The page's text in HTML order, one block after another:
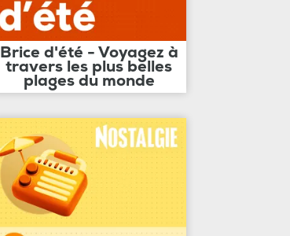
Brice d'été - Voyagez à
travers les plus belles
plages du monde